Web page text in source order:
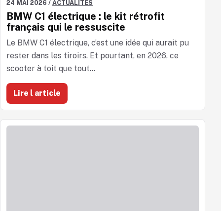
24 MAI 2026 / ACTUALITÉS
BMW C1 électrique : le kit rétrofit
français qui le ressuscite
Le BMW C1 électrique, c’est une idée qui aurait pu
rester dans les tiroirs. Et pourtant, en 2026, ce
scooter à toit que tout...
Lire l article